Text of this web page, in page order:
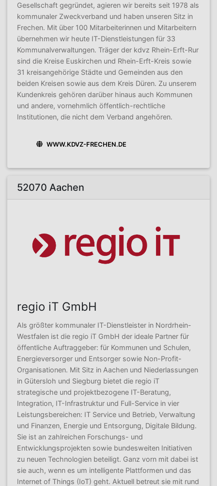
Gesellschaft gegründet, agieren wir bereits seit 1978 als
kommunaler Zweckverband und haben unseren Sitz in
Frechen. Mit über 100 Mitarbeiterinnen und Mitarbeitern
übernehmen wir heute IT-Dienstleistungen für 33
Kommunalverwaltungen. Träger der kdvz Rhein-Erft-Rur
sind die Kreise Euskirchen und Rhein-Erft-Kreis sowie
31 kreisangehörige Städte und Gemeinden aus den
beiden Kreisen sowie aus dem Kreis Düren. Zu unserem
Kundenkreis gehören darüber hinaus auch Kommunen
und andere, vornehmlich öffentlich-rechtliche
Institutionen, die nicht dem Verband angehören.
WWW.KDVZ-FRECHEN.DE
52070 Aachen
regio iT GmbH
Als größter kommunaler IT-Dienstleister in Nordrhein-
Westfalen ist die regio iT GmbH der ideale Partner für
öffentliche Auftraggeber: für Kommunen und Schulen,
Energieversorger und Entsorger sowie Non-Profit-
Organisationen. Mit Sitz in Aachen und Niederlassungen
in Gütersloh und Siegburg bietet die regio iT
strategische und projektbezogene IT-Beratung,
Integration, IT-Infrastruktur und Full-Service in vier
Leistungsbereichen: IT Service und Betrieb, Verwaltung
und Finanzen, Energie und Entsorgung, Digitale Bildung.
Sie ist an zahlreichen Forschungs- und
Entwicklungsprojekten sowie bundesweiten Initiativen
zu neuen Technologien beteiligt. Ganz vorn mit dabei ist
sie auch, wenn es um intelligente Plattformen und das
Internet of Things (IoT) geht. Aktuell betreut sie mit rund